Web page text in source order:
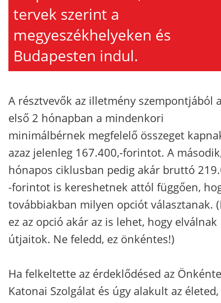
tervek szerint a
megyeszékhelyeken és
Budapesten indul.
A résztvevők az illetmény szempontjából
első 2 hónapban a mindenkori
minimálbérnek megfelelő összeget
azaz jelenleg 167.400,-forintot. A
hónapos ciklusban pedig akár bruttó
-forintot is kereshetnek attól függően,
továbbiakban milyen opciót választanak.
ez az opció akár az is lehet, hogy elválnak
útjaitok. Ne feledd, ez önkéntes!)
Ha felkeltette az érdeklődésed az
Katonai Szolgálat és úgy alakult az életed,